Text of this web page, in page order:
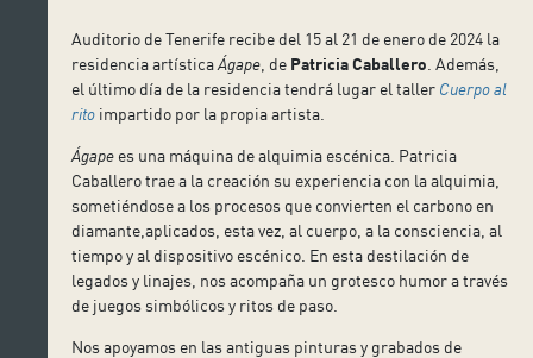
Auditorio de Tenerife recibe del 15 al 21 de enero de 2024 la
residencia artísticaÁgape , de Patricia Caballero . Además,
el último día de la residencia tendrá lugar el taller Cuerpo al
rito impartido por la propia artista.
Ágape es una máquina de alquimia escénica. Patricia
Caballero trae a la creación su experiencia con la alquimia,
sometiéndose a los procesos que convierten el carbono en
diamante,aplicados, esta vez, al cuerpo, a la consciencia, al
tiempo y al dispositivo escénico. En esta destilación de
legados y linajes, nos acompaña un grotesco humor a través
de juegos simbólicos y ritos de paso.
Nos apoyamos en las antiguas pinturas y grabados de